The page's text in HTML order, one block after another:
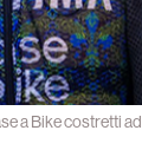
a Bike costretti